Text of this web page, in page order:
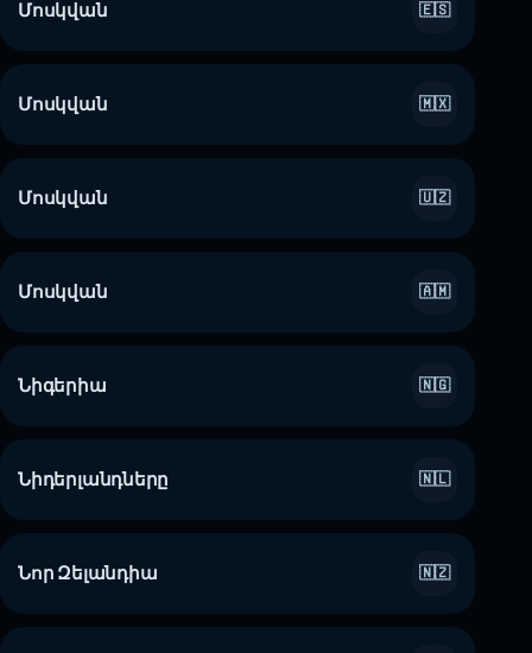
Մոսկվան 🇪🇸
Մոսկվան 🇲🇽
Մոսկվան 🇺🇿
Մոսկվան 🇦🇲
Նիգերիա 🇳🇬
Նիդերլանդները 🇳🇱
Նոր Զելանդիա 🇳🇿